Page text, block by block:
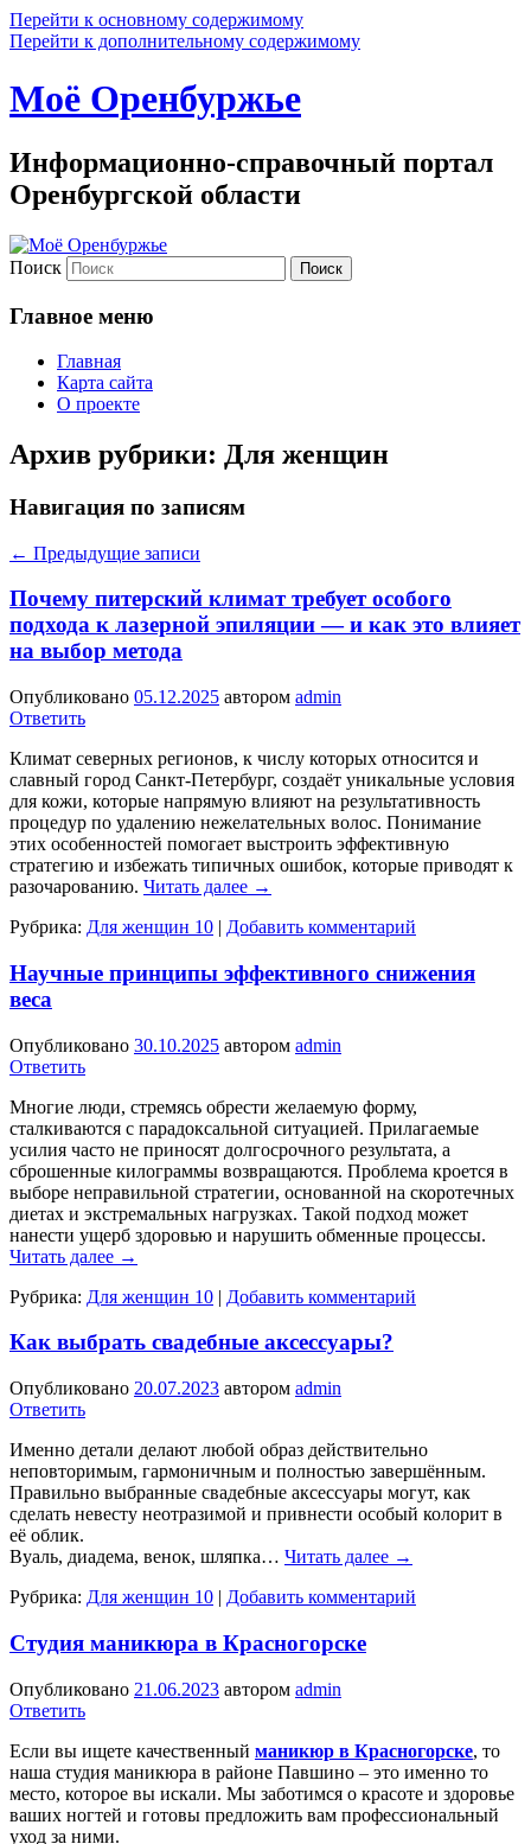
Перейти к основному содержимому
Перейти к дополнительному содержимому
Моё Оренбуржье
Информационно-справочный портал
Оренбургской области
Поиск
Главное меню
Главная
Карта сайта
О проекте
Архив рубрики: Для женщин
Навигация по записям
← Предыдущие записи
Почему питерский климат требует особого
подхода к лазерной эпиляции — и как это влияет
на выбор метода
Опубликовано 05.12.2025 автором admin
Ответить
Климат северных регионов, к числу которых относится и
славный город Санкт-Петербург, создаёт уникальные условия
для кожи, которые напрямую влияют на результативность
процедур по удалению нежелательных волос. Понимание
этих особенностей помогает выстроить эффективную
стратегию и избежать типичных ошибок, которые приводят к
разочарованию. Читать далее →
Рубрика: Для женщин 10 | Добавить комментарий
Научные принципы эффективного снижения
веса
Опубликовано 30.10.2025 автором admin
Ответить
Многие люди, стремясь обрести желаемую форму,
сталкиваются с парадоксальной ситуацией. Прилагаемые
усилия часто не приносят долгосрочного результата, а
сброшенные килограммы возвращаются. Проблема кроется в
выборе неправильной стратегии, основанной на скоротечных
диетах и экстремальных нагрузках. Такой подход может
нанести ущерб здоровью и нарушить обменные процессы.
Читать далее →
Рубрика: Для женщин 10 | Добавить комментарий
Как выбрать свадебные аксессуары?
Опубликовано 20.07.2023 автором admin
Ответить
Именно детали делают любой образ действительно
неповторимым, гармоничным и полностью завершённым.
Правильно выбранные свадебные аксессуары могут, как
сделать невесту неотразимой и привнести особый колорит в
её облик.
Вуаль, диадема, венок, шляпка… Читать далее →
Рубрика: Для женщин 10 | Добавить комментарий
Студия маникюра в Красногорске
Опубликовано 21.06.2023 автором admin
Ответить
Если вы ищете качественный маникюр в Красногорске, то
наша студия маникюра в районе Павшино – это именно то
место, которое вы искали. Мы заботимся о красоте и здоровье
ваших ногтей и готовы предложить вам профессиональный
уход за ними.